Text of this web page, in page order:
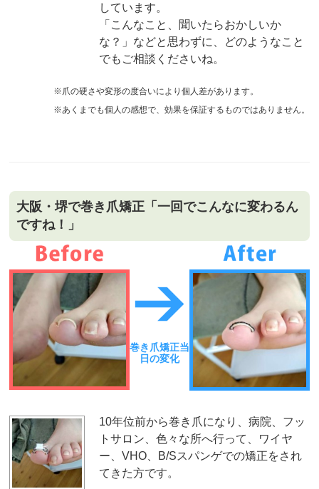
しています。
「こんなこと、聞いたらおかしいか
な？」などと思わずに、どのようなこと
でもご相談くださいね。
※爪の硬さや変形の度合いにより個人差があります。
※あくまでも個人の感想で、効果を保証するものではありません。
大阪・堺で巻き爪矯正「一回でこんなに変わるん
ですね！」
巻き爪矯正当
日の変化
10年位前から巻き爪になり、病院、フッ
トサロン、色々な所へ行って、ワイヤ
ー、VHO、B/Sスパンゲでの矯正をされ
てきた方です。